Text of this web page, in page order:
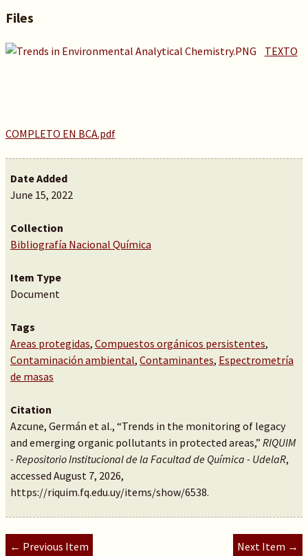
Files
TEXTO
COMPLETO EN BCA.pdf
Date Added
June 15, 2022
Collection
Bibliografía Nacional Química
Item Type
Document
Tags
Areas protegidas, Compuestos orgánicos persistentes,
Contaminación ambiental, Contaminantes, Espectrometría
de masas
Citation
Azcune, Germán et al., “Trends in the monitoring of legacy
and emerging organic pollutants in protected areas,” RIQUIM
- Repositorio Institucional de la Facultad de Química - UdelaR,
accessed August 7, 2026,
https://riquim.fq.edu.uy/items/show/6538.
← Previous Item Next Item →